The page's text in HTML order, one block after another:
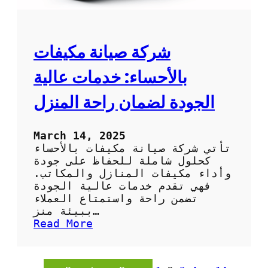
ة
ن
ي
؟
:
ي
م
ت
ة
ل
ب
ر
ه
شركة صيانة مكيفات
بالأحساء: خدمات عالية
الجودة لضمان راحة المنزل
March 14, 2025
تأتي شركة صيانة مكيفات بالأحساء
كحلول شاملة للحفاظ على جودة
وأداء مكيفات المنازل والمكاتب.
فهي تقدم خدمات عالية الجودة
تضمن راحة واستمتاع العملاء
ببيئة منز…
Read More
ك